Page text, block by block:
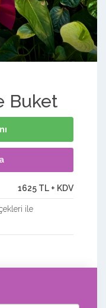
Buket
1625 TL + KDV
ile